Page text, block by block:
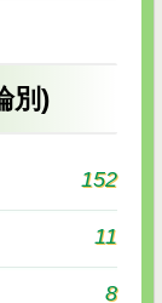
別)
152
11
8